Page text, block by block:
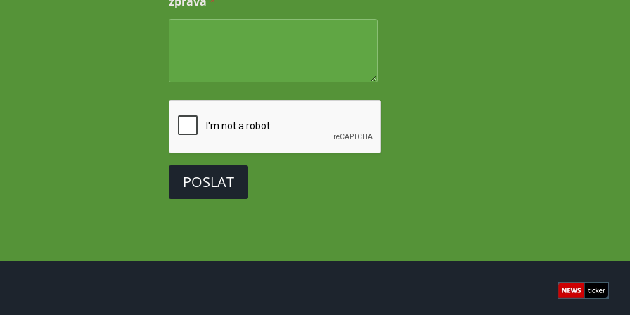
POSLAT
Facebook
YouTube